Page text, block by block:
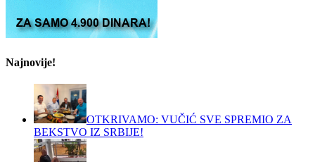
Najnovije!
OTKRIVAMO: VUČIĆ SVE SPREMIO ZA
BEKSTVO IZ SRBIJE!